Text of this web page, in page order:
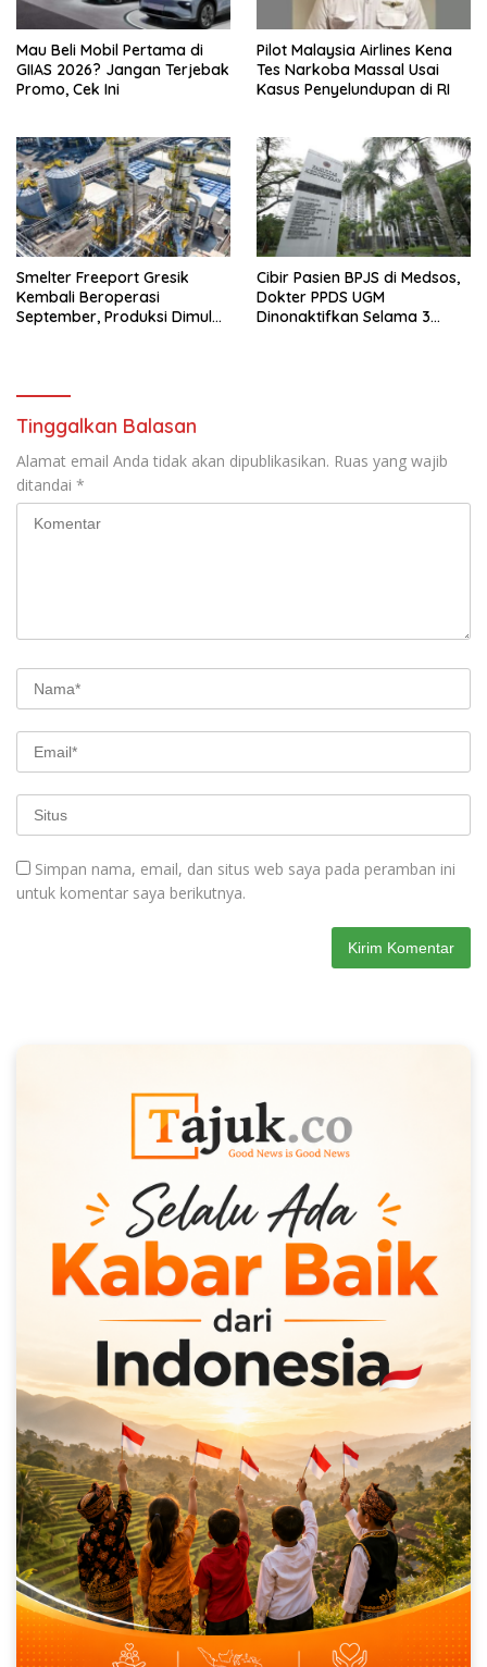
Mau Beli Mobil Pertama di
GIIAS 2026? Jangan Terjebak
Promo, Cek Ini
Pilot Malaysia Airlines Kena
Tes Narkoba Massal Usai
Kasus Penyelundupan di RI
Smelter Freeport Gresik
Kembali Beroperasi
September, Produksi Dimulai
Cibir Pasien BPJS di Medsos,
Dokter PPDS UGM
Dinonaktifkan Selama 3
Tinggalkan Balasan
Alamat email Anda tidak akan dipublikasikan. Ruas yang wajib
ditandai *
Simpan nama, email, dan situs web saya pada peramban ini
untuk komentar saya berikutnya.